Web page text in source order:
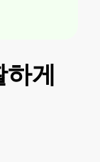
하게